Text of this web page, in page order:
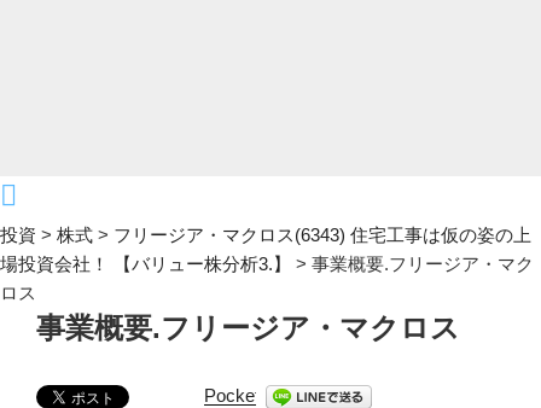
投資 > 株式 > フリージア・マクロス(6343) 住宅工事は仮の姿の上
場投資会社！ 【バリュー株分析3.】
> 事業概要.フリージア・マク
ロス
事業概要.フリージア・マクロス
Pocket